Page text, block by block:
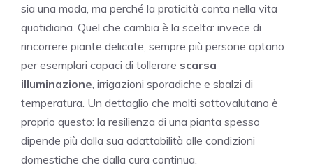
sia una moda, ma perché la praticità conta nella vita
quotidiana. Quel che cambia è la scelta: invece di
rincorrere piante delicate, sempre più persone optano
per esemplari capaci di tollerare scarsa
illuminazione , irrigazioni sporadiche e sbalzi di
temperatura. Un dettaglio che molti sottovalutano è
proprio questo: la resilienza di una pianta spesso
dipende più dalla sua adattabilità alle condizioni
domestiche che dalla cura continua.